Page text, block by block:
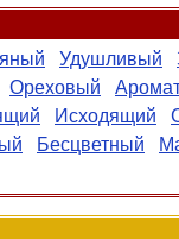
Удушливый
Ореховый
Исходящий
Бесцветный